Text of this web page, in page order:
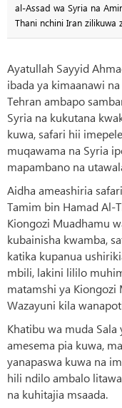
al-Assad wa Syria na
Thani nchini Iran zilikuwa
Ayatullah Sayyid
ibada ya kimaanawi
Tehran ambapo
Syria na kukutana
kuwa, safari hii
muqawama na Syria
mapambano na
Aidha ameashiria
Tamim bin Hamad Al-
Kiongozi Muadhamu
kubainisha kwamba,
katika kupanua
mbili, lakini lililo
matamshi ya Kiongozi
Wazayuni kila
Khatibu wa muda
amesema pia kuwa,
yanapaswa kuwa na
hili ndilo ambalo
na kuhitajia msaada.